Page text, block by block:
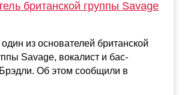
британской группы Savage
из основателей британской
Savage, вокалист и бас-
Брэдли. Об этом сообщили в